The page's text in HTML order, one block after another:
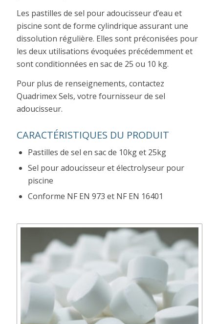
Les pastilles de sel pour adoucisseur d’eau et
piscine sont de forme cylindrique assurant une
dissolution régulière. Elles sont préconisées pour
les deux utilisations évoquées précédemment et
sont conditionnées en sac de 25 ou 10 kg.
Pour plus de renseignements, contactez
Quadrimex Sels, votre fournisseur de sel
adoucisseur.
CARACTÉRISTIQUES DU PRODUIT
Pastilles de sel en sac de 10kg et 25kg
Sel pour adoucisseur et électrolyseur pour
piscine
Conforme NF EN 973 et NF EN 16401